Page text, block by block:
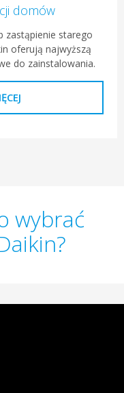
domów
zastąpienie starego
oferują najwyższą
do zainstalowania.
wybrać